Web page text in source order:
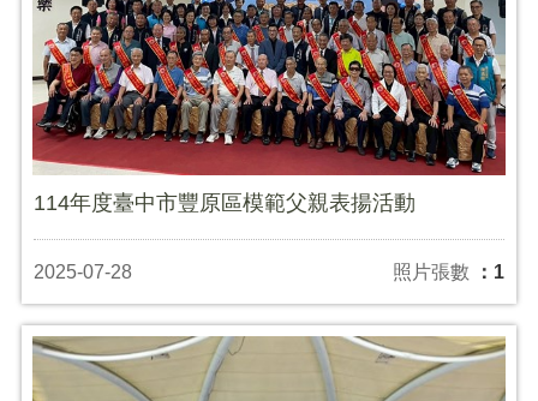
114年度臺中市豐原區模範父親表揚活動
2025-07-28 照片張數 ：1